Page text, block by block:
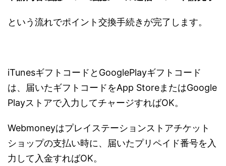
という流れでポイント交換手続きが完了します。
iTunesギフトコードとGooglePlayギフトコード
は、届いたギフトコードをApp StoreまたはGoogle
Playストアで入力してチャージすればOK。
Webmoneyはプレイステーションストアチケット
ショップの支払い時に、届いたプリペイド番号を入
力して入金すればOK。